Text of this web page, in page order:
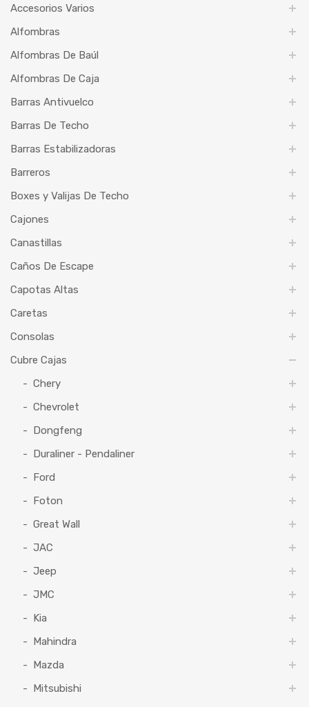
Accesorios Varios
Alfombras
Alfombras De Baúl
Alfombras De Caja
Barras Antivuelco
Barras De Techo
Barras Estabilizadoras
Barreros
Boxes y Valijas De Techo
Cajones
Canastillas
Caños De Escape
Capotas Altas
Caretas
Consolas
Cubre Cajas
Chery
Chevrolet
Dongfeng
Duraliner - Pendaliner
Ford
Foton
Great Wall
JAC
Jeep
JMC
Kia
Mahindra
Mazda
Mitsubishi